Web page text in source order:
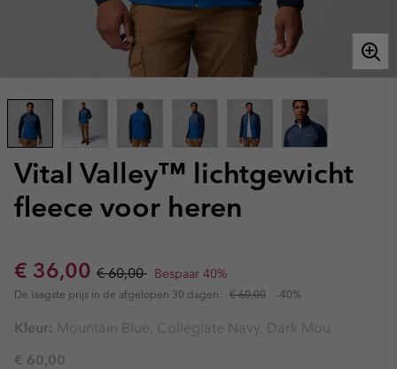
Vital Valley™ lichtgewicht
fleece voor heren
Sale price:
€ 36,00 Regular price:
€ 60,00 Bespaar 40%
De laagste prijs in de afgelopen 30 dagen: € 60,00 -40%
Kleur: Mountain Blue, Collegiate Navy, Dark Mou
€ 60,00